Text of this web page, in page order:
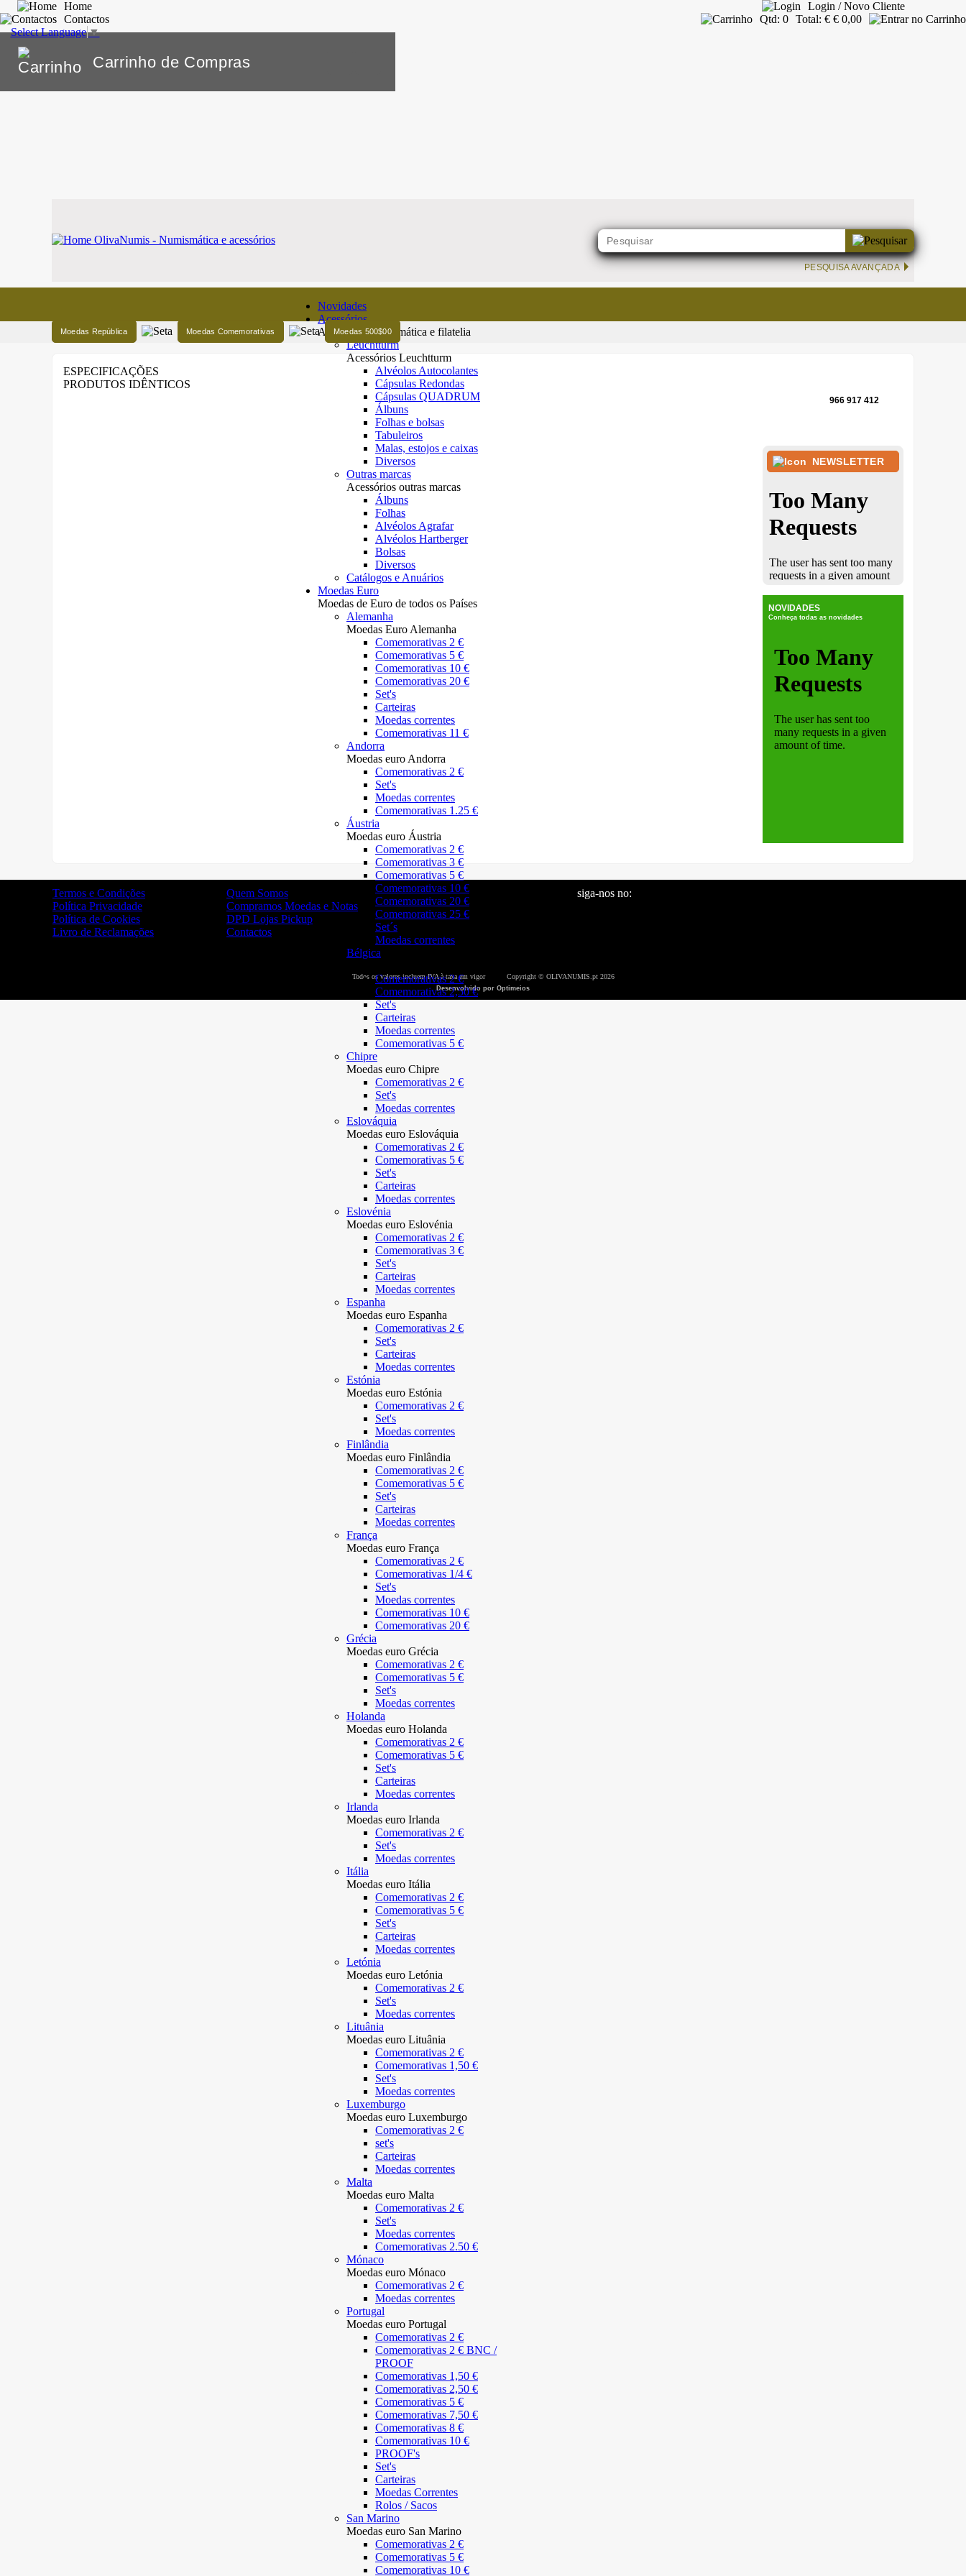
Home
Contactos
Select Language▼
Login / Novo Cliente
Qtd: 0 Total: € € 0,00
Carrinho de Compras
PESQUISA AVANÇADA
Novidades
Acessórios
Acessórios numismática e filatelia
Leuchtturm
Acessórios Leuchtturm
Alvéolos Autocolantes
Cápsulas Redondas
Cápsulas QUADRUM
Álbuns
Folhas e bolsas
Tabuleiros
Malas, estojos e caixas
Diversos
Outras marcas
Acessórios outras marcas
Álbuns
Folhas
Alvéolos Agrafar
Alvéolos Hartberger
Bolsas
Diversos
Catálogos e Anuários
Moedas Euro
Moedas de Euro de todos os Países
Alemanha
Moedas Euro Alemanha
Comemorativas 2 €
Comemorativas 5 €
Comemorativas 10 €
Comemorativas 20 €
Set's
Carteiras
Moedas correntes
Comemorativas 11 €
Andorra
Moedas euro Andorra
Comemorativas 2 €
Set's
Moedas correntes
Comemorativas 1.25 €
Áustria
Moedas euro Áustria
Comemorativas 2 €
Comemorativas 3 €
Comemorativas 5 €
Comemorativas 10 €
Comemorativas 20 €
Comemorativas 25 €
Set´s
Moedas correntes
Bélgica
Comemorativas 2 €
Comemorativas 2,50 €
Set's
Carteiras
Moedas correntes
Comemorativas 5 €
Chipre
Moedas euro Chipre
Comemorativas 2 €
Set's
Moedas correntes
Eslováquia
Moedas euro Eslováquia
Comemorativas 2 €
Comemorativas 5 €
Set's
Carteiras
Moedas correntes
Eslovénia
Moedas euro Eslovénia
Comemorativas 2 €
Comemorativas 3 €
Set's
Carteiras
Moedas correntes
Espanha
Moedas euro Espanha
Comemorativas 2 €
Set's
Carteiras
Moedas correntes
Estónia
Moedas euro Estónia
Comemorativas 2 €
Set's
Moedas correntes
Finlândia
Moedas euro Finlândia
Comemorativas 2 €
Comemorativas 5 €
Set's
Carteiras
Moedas correntes
França
Moedas euro França
Comemorativas 2 €
Comemorativas 1/4 €
Set's
Moedas correntes
Comemorativas 10 €
Comemorativas 20 €
Grécia
Moedas euro Grécia
Comemorativas 2 €
Comemorativas 5 €
Set's
Moedas correntes
Holanda
Moedas euro Holanda
Comemorativas 2 €
Comemorativas 5 €
Set's
Carteiras
Moedas correntes
Irlanda
Moedas euro Irlanda
Comemorativas 2 €
Set's
Moedas correntes
Itália
Moedas euro Itália
Comemorativas 2 €
Comemorativas 5 €
Set's
Carteiras
Moedas correntes
Letónia
Moedas euro Letónia
Comemorativas 2 €
Set's
Moedas correntes
Lituânia
Moedas euro Lituânia
Comemorativas 2 €
Comemorativas 1,50 €
Set's
Moedas correntes
Luxemburgo
Moedas euro Luxemburgo
Comemorativas 2 €
set's
Carteiras
Moedas correntes
Malta
Moedas euro Malta
Comemorativas 2 €
Set's
Moedas correntes
Comemorativas 2.50 €
Mónaco
Moedas euro Mónaco
Comemorativas 2 €
Moedas correntes
Portugal
Moedas euro Portugal
Comemorativas 2 €
Comemorativas 2 € BNC /
PROOF
Comemorativas 1,50 €
Comemorativas 2,50 €
Comemorativas 5 €
Comemorativas 7,50 €
Comemorativas 8 €
Comemorativas 10 €
PROOF's
Set's
Carteiras
Moedas Correntes
Rolos / Sacos
San Marino
Moedas euro San Marino
Comemorativas 2 €
Comemorativas 5 €
Comemorativas 10 €
Moedas República Moedas Comemorativas Moedas 500$00
ESPECIFICAÇÕES
PRODUTOS IDÊNTICOS
966 917 412
NEWSLETTER
NOVIDADES
Conheça todas as novidades
Termos e Condições
Política Privacidade
Política de Cookies
Livro de Reclamações
Quem Somos
Compramos Moedas e Notas
DPD Lojas Pickup
Contactos
siga-nos no:
Todos os valores incluem IVA à taxa em vigor Copyright © OLIVANUMIS.pt 2026
Desenvolvido por Optimeios